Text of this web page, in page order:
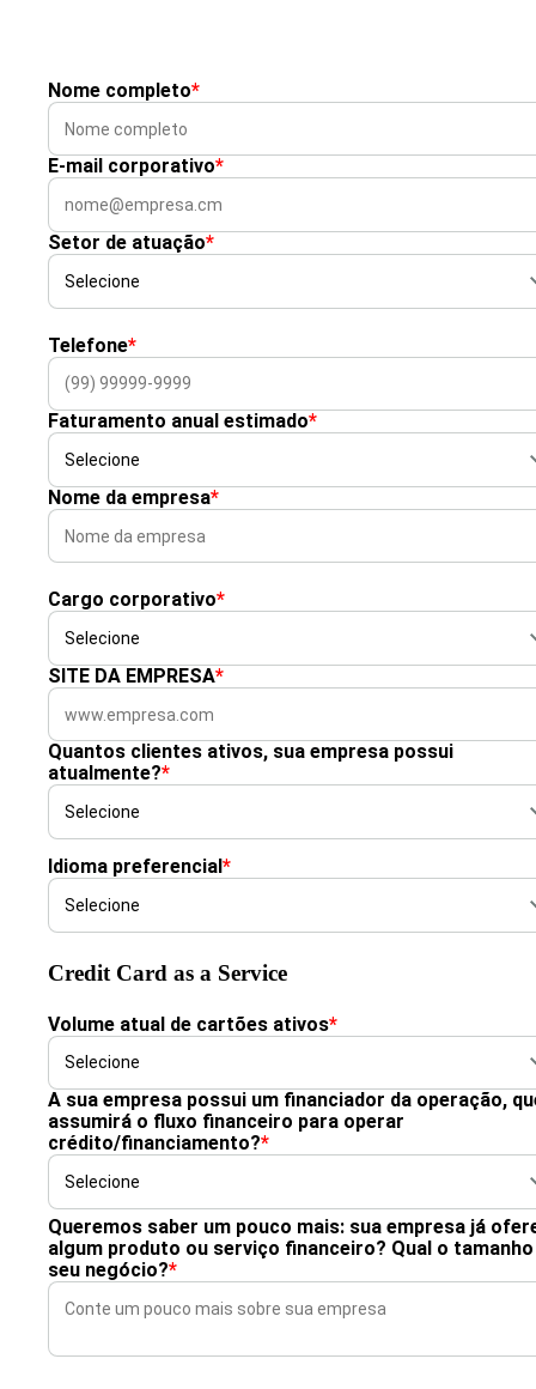
Nome completo*
E-mail corporativo*
Setor de atuação*
Telefone*
Faturamento anual estimado*
Nome da empresa*
Cargo corporativo*
SITE DA EMPRESA*
Quantos clientes ativos, sua empresa possui
atualmente?*
Idioma preferencial*
Credit Card as a Service
Volume atual de cartões ativos*
A sua empresa possui um financiador da operação,
assumirá o fluxo financeiro para operar
crédito/financiamento?*
Queremos saber um pouco mais: sua empresa já
algum produto ou serviço financeiro? Qual o
seu negócio?*